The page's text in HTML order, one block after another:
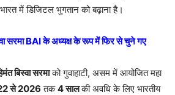
में डिजिटल भुगतान को बढ़ाना है।
सरमा BAI के अध्यक्ष के रूप में फिर से चुने गए
बिस्वा सरमाको गुवाहाटी, असम में आयोजित महा
से 2026 तक4 सालकी अवधि के लिए भारतीय